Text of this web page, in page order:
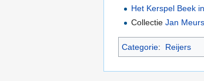
Het Kerspel Beek
CollectieJan Meurs
Categorie: Reijers